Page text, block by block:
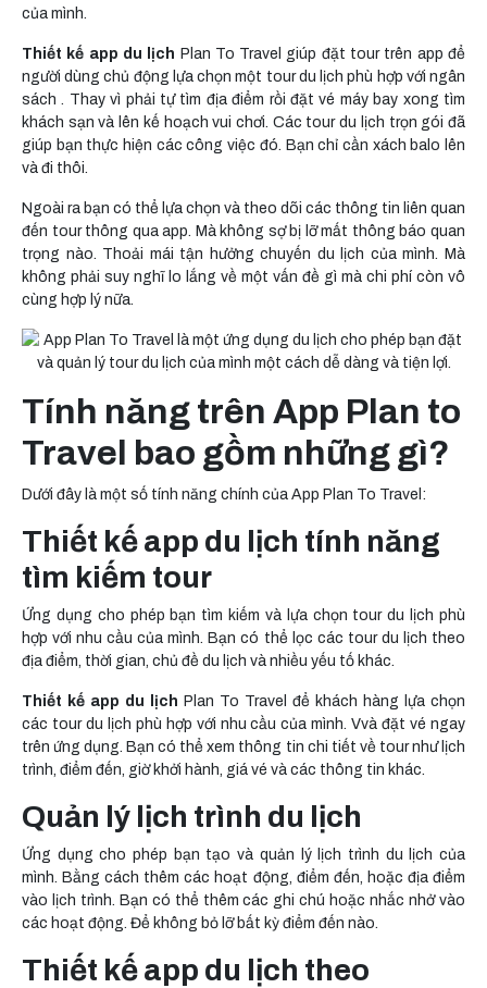
của mình.
Thiết kế app du lịch Plan To Travel giúp đặt tour trên app để
người dùng chủ động lựa chọn một tour du lịch phù hợp với ngân
sách . Thay vì phải tự tìm địa điểm rồi đặt vé máy bay xong tìm
khách sạn và lên kế hoạch vui chơi. Các tour du lịch trọn gói đã
giúp bạn thực hiện các công việc đó. Bạn chỉ cần xách balo lên
và đi thôi.
Ngoài ra bạn có thể lựa chọn và theo dõi các thông tin liên quan
đến tour thông qua app. Mà không sợ bị lỡ mất thông báo quan
trọng nào. Thoải mái tận hưởng chuyến du lịch của mình. Mà
không phải suy nghĩ lo lắng về một vấn đề gì mà chi phí còn vô
cùng hợp lý nữa.
Tính năng trên App Plan to
Travel bao gồm những gì?
Dưới đây là một số tính năng chính của App Plan To Travel:
Thiết kế app du lịch tính năng
tìm kiếm tour
Ứng dụng cho phép bạn tìm kiếm và lựa chọn tour du lịch phù
hợp với nhu cầu của mình. Bạn có thể lọc các tour du lịch theo
địa điểm, thời gian, chủ đề du lịch và nhiều yếu tố khác.
Thiết kế app du lịch Plan To Travel để khách hàng lựa chọn
các tour du lịch phù hợp với nhu cầu của mình. Vvà đặt vé ngay
trên ứng dụng. Bạn có thể xem thông tin chi tiết về tour như lịch
trình, điểm đến, giờ khởi hành, giá vé và các thông tin khác.
Quản lý lịch trình du lịch
Ứng dụng cho phép bạn tạo và quản lý lịch trình du lịch của
mình. Bằng cách thêm các hoạt động, điểm đến, hoặc địa điểm
vào lịch trình. Bạn có thể thêm các ghi chú hoặc nhắc nhở vào
các hoạt động. Để không bỏ lỡ bất kỳ điểm đến nào.
Thiết kế app du lịch theo